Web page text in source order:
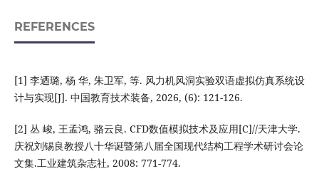
REFERENCES
[1] 李迺璐, 杨 华, 朱卫军, 等. 风力机风洞实验双语虚拟仿真系统设
计与实现[J]. 中国教育技术装备, 2026, (6): 121-126.
[2] 丛 峻, 王孟鸿, 骆云良. CFD数值模拟技术及应用[C]//天津大学.
庆祝刘锡良教授八十华诞暨第八届全国现代结构工程学术研讨会论
文集.工业建筑杂志社, 2008: 771-774.